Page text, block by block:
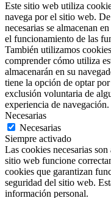
Este sitio web utiliza
navega por el sitio web.
necesarias se almacenan
el funcionamiento de las
También utilizamos
comprender cómo utiliza
almacenarán en su
tiene la opción de optar
exclusión voluntaria de
experiencia de navegación.
Necesarias
Necesarias
Siempre activado
Las cookies necesarias
sitio web funcione
cookies que garantizan
seguridad del sitio web.
información personal.